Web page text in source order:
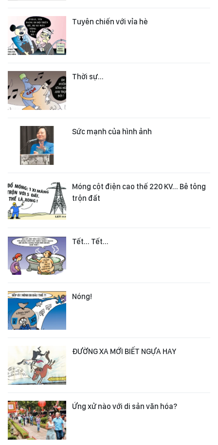
Tuyên chiến với vỉa hè
Thời sự...
Sức mạnh của hình ảnh
Móng cột điện cao thế 220 KV... Bê tông
trộn đất
Tết... Tết...
Nóng!
ĐƯỜNG XA MỚI BIẾT NGỰA HAY
Ứng xử nào với di sản văn hóa?